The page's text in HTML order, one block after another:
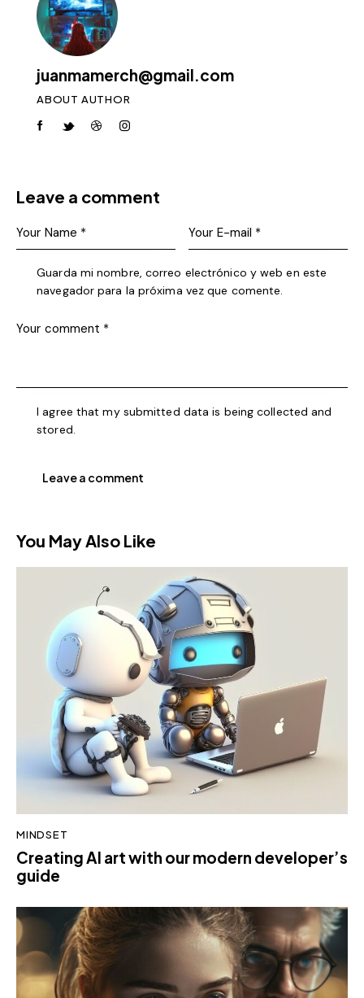
juanmamerch@gmail.com
ABOUT AUTHOR
Leave a comment
Guarda mi nombre, correo electrónico y web en este
navegador para la próxima vez que comente.
I agree that my submitted data is being collected and
stored.
You May Also Like
MINDSET
Creating AI art with our modern developer’s
guide